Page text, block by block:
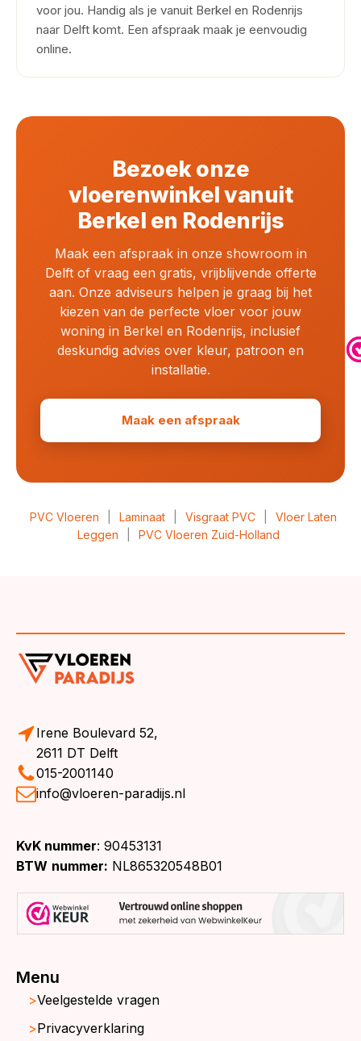
voor jou. Handig als je vanuit Berkel en Rodenrijs
naar Delft komt. Een afspraak maak je eenvoudig
online.
Bezoek onze
vloerenwinkel vanuit
Berkel en Rodenrijs
Maak een afspraak in onze showroom in
Delft of vraag een gratis, vrijblijvende offerte
aan. Onze adviseurs helpen je graag bij het
kiezen van de perfecte vloer voor jouw
woning in Berkel en Rodenrijs, inclusief
deskundig advies over kleur, patroon en
installatie.
Maak een afspraak
PVC Vloeren Laminaat Visgraat PVC
Vloer Laten
Leggen
PVC Vloeren Zuid-Holland
Irene Boulevard 52,
2611 DT Delft
015-2001140
info@vloeren-paradijs.nl
KvK nummer: 90453131
BTW nummer: NL865320548B01
Menu
Veelgestelde vragen
Privacyverklaring